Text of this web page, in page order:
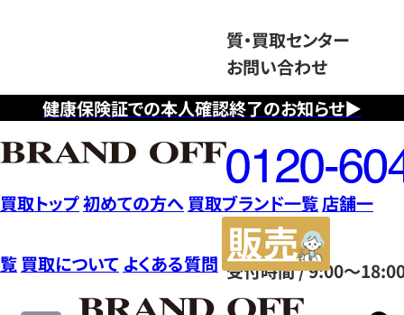
健康保険証での本人確認終了のお知らせ▶
質・買取センター
お問い合わせ
フ
リ
ー
ダ
イ
ヤ
ル
0120604117
受付時間 / 9:00～
買取トップ初めての方へ 買取ブランド一覧店舗一
覧 買取について よくある質問
サ